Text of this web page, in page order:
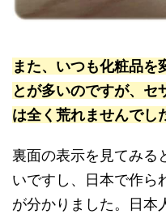
また、いつも化粧品を
とが多いのですが、セ
は全く荒れませんでし
裏面の表示を見てみる
いですし、日本で作ら
が分かりました。日本